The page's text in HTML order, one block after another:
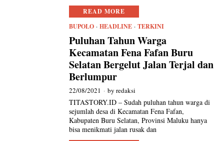
READ MORE
BUPOLO · HEADLINE · TERKINI
Puluhan Tahun Warga
Kecamatan Fena Fafan Buru
Selatan Bergelut Jalan Terjal dan
Berlumpur
22/08/2021 byredaksi
TITASTORY.ID – Sudah puluhan tahun warga di
sejumlah desa di Kecamatan Fena Fafan,
Kabupaten Buru Selatan, Provinsi Maluku hanya
bisa menikmati jalan rusak dan